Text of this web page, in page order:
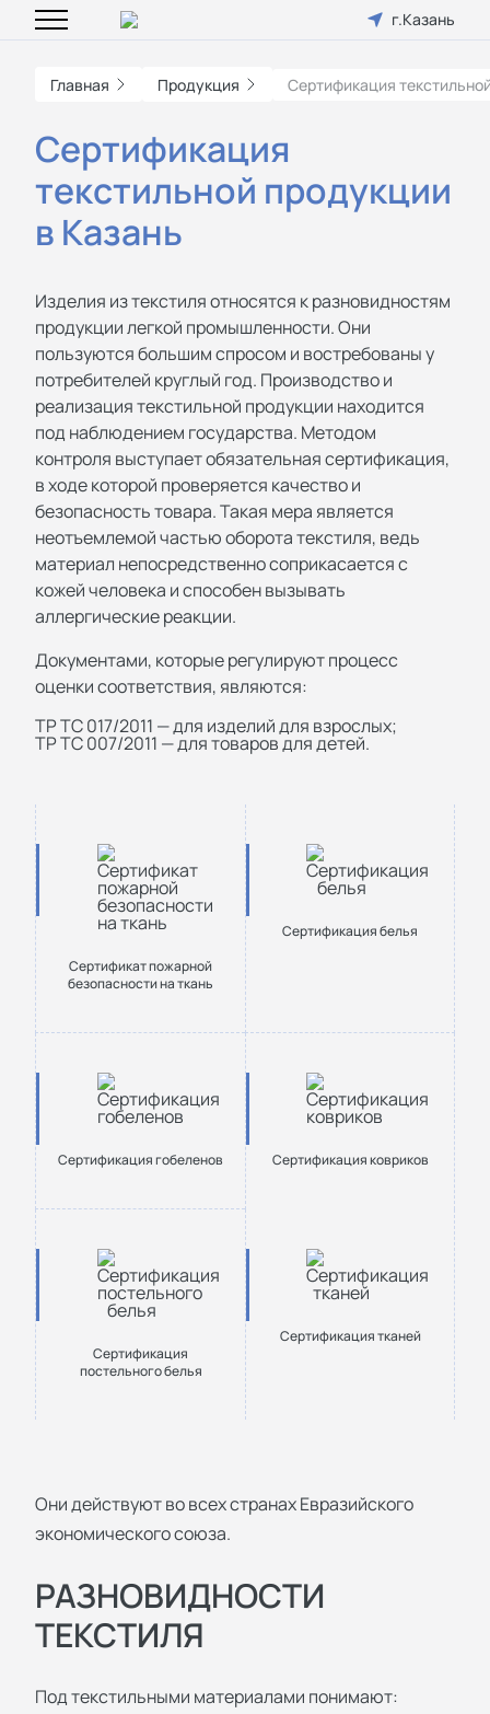
г.Казань
Главная Продукция Cертификация
Cертификация
текстильной продукции
в Казань
Изделия из текстиля относятся к разновидностям
продукции легкой промышленности. Они
пользуются большим спросом и востребованы у
потребителей круглый год. Производство и
реализация текстильной продукции находится
под наблюдением государства. Методом
контроля выступает обязательная сертификация,
в ходе которой проверяется качество и
безопасность товара. Такая мера является
неотъемлемой частью оборота текстиля, ведь
материал непосредственно соприкасается с
кожей человека и способен вызывать
аллергические реакции.
Документами, которые регулируют процесс
оценки соответствия, являются:
ТР ТС 017/2011 — для изделий для взрослых;
ТР ТС 007/2011 — для товаров для детей.
Сертификат пожарной
безопасности на ткань
Сертификация белья
Сертификация гобеленов Сертификация ковриков
Сертификация
постельного белья
Сертификация тканей
Они действуют во всех странах Евразийского
экономического союза.
РАЗНОВИДНОСТИ
ТЕКСТИЛЯ
Под текстильными материалами понимают: